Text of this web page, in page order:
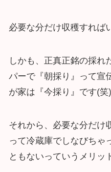
必要な分だけ収穫すれば
しかも、正真正銘の採れ
パーで『朝採り』って宣
が家は『今採り』です(笑)
それから、必要な分だけ
って冷蔵庫でしなびちゃ
ともないっていうメリッ